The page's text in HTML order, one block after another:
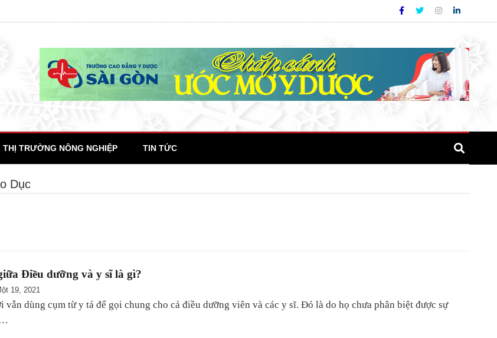
THỊ TRƯỜNG NÔNG NGHIỆP TIN TỨC
Dục
Điều dưỡng và y sĩ là gì?
19, 2021
vẫn dùng cụm từ y tá để gọi chung cho cả điều dưỡng viên và các y sĩ. Đó là do họ chưa phân biệt được sự